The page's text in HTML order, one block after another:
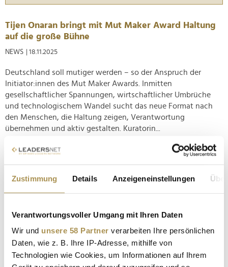
Zustimmung Details Anzeigeneinstellungen
Verantwortungsvoller Umgang mit Ihren Daten
Wir und unsere 58 Partner verarbeiten Ihre persönlichen
Daten, wie z. B. Ihre IP-Adresse, mithilfe von
Technologien wie Cookies, um Informationen auf Ihrem
Tijen Onaran bringt mit Mut Maker Award Haltung
auf die große Bühne
NEWS | 18.11.2025
Deutschland soll mutiger werden – so der Anspruch der
Initiator:innen des Mut Maker Awards. Inmitten
gesellschaftlicher Spannungen, wirtschaftlicher Umbrüche
und technologischem Wandel sucht das neue Format nach
den Menschen, die Haltung zeigen, Verantwortung
übernehmen und aktiv gestalten. Kuratorin...
New Perspective Days 2025, initiiert von Vivien Wulf im
Forsthofgut Leogang, drehte sich alles um Fragen jenseits
von Quartalszielen und Karriereparametern. Der
Perspektivwechsel stand im Zentrum – zwischen Reflexion,
Regeneration und echter...